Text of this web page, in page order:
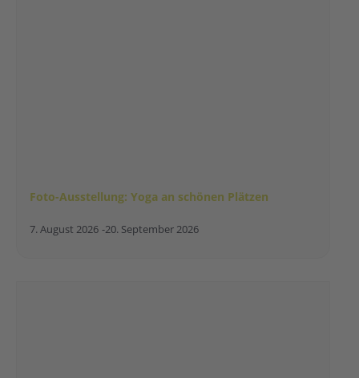
Foto-Ausstellung: Yoga an schönen Plätzen
7. August 2026 -20. September 2026